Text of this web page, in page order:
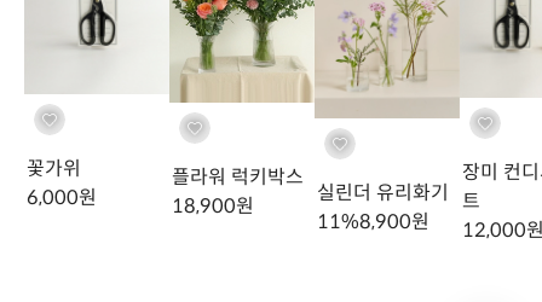
함께 하면 좋은 상품 추천
장미 한 단(10대)에 예쁘게 맞는 크기의 노바 유리화기를 위한 장미추
천
꽃가위
6,000원
플라워 럭키박스
18,900원
실린더 유리화기
11%8,900원
장미 컨
트
12,000